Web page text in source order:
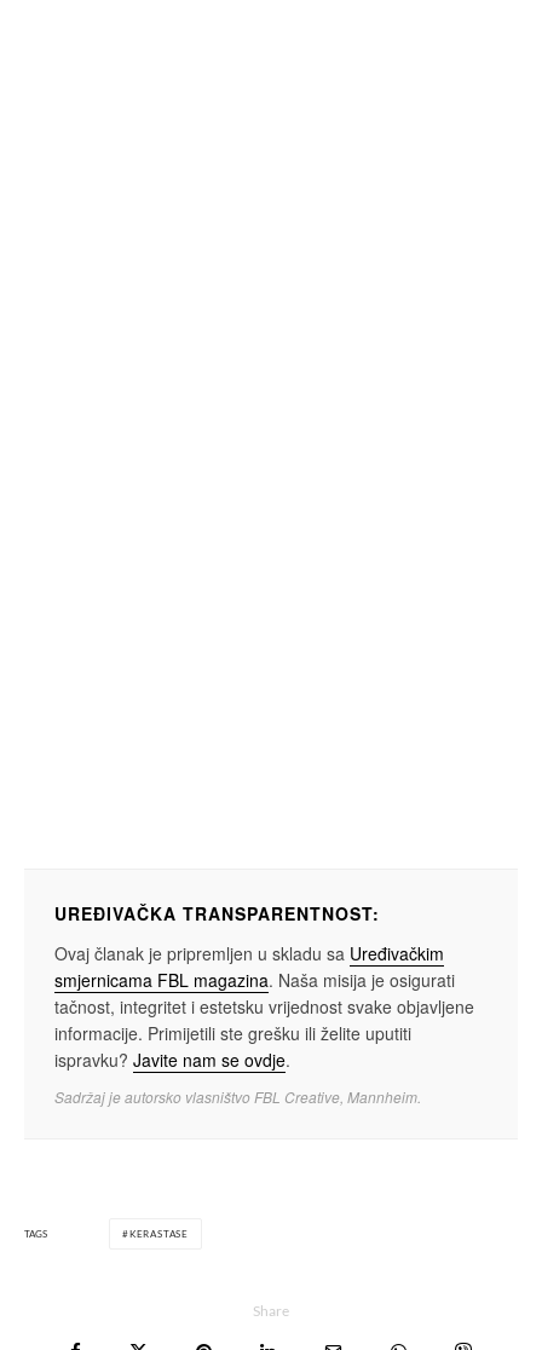
UREĐIVAČKA TRANSPARENTNOST:
Ovaj članak je pripremljen u skladu sa Uređivačkim
smjernicama FBL magazina. Naša misija je osigurati
tačnost, integritet i estetsku vrijednost svake objavljene
informacije. Primijetili ste grešku ili želite uputiti
ispravku? Javite nam se ovdje.
Sadržaj je autorsko vlasništvo FBL Creative, Mannheim.
TAGS KERASTASE
Share